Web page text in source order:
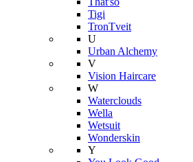
Tigi
TronTveit
U
Urban Alchemy
V
Vision Haircare
W
Waterclouds
Wella
Wetsuit
Wonderskin
Y